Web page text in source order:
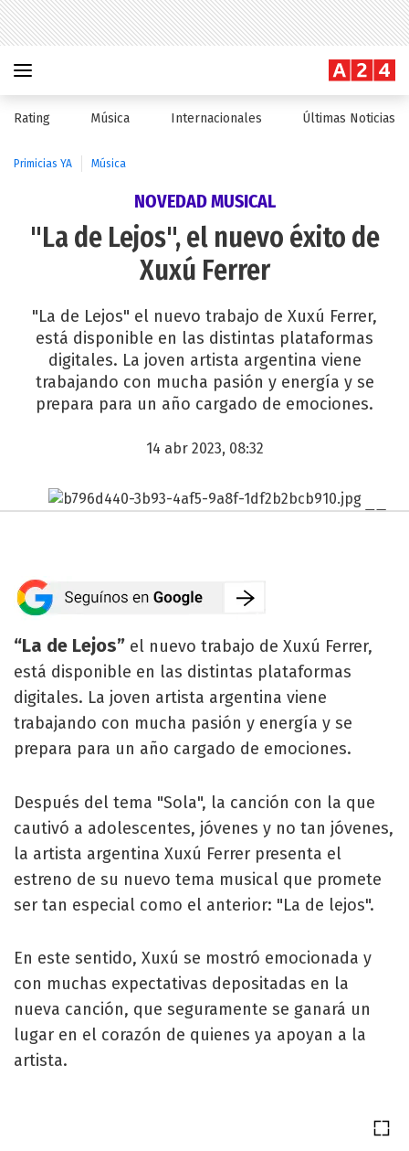
Rating Música Internacionales Últimas Noticias
Primicias YA Música
NOVEDAD MUSICAL
"La de Lejos", el nuevo éxito de
Xuxú Ferrer
"La de Lejos" el nuevo trabajo de Xuxú Ferrer,
está disponible en las distintas plataformas
digitales. La joven artista argentina viene
trabajando con mucha pasión y energía y se
prepara para un año cargado de emociones.
14 abr 2023, 08:32
“La de Lejos” el nuevo trabajo de Xuxú Ferrer,
está disponible en las distintas plataformas
digitales. La joven artista argentina viene
trabajando con mucha pasión y energía y se
prepara para un año cargado de emociones.
Después del tema "Sola", la canción con la que
cautivó a adolescentes, jóvenes y no tan jóvenes,
la artista argentina Xuxú Ferrer presenta el
estreno de su nuevo tema musical que promete
ser tan especial como el anterior: "La de lejos".
En este sentido, Xuxú se mostró emocionada y
con muchas expectativas depositadas en la
nueva canción, que seguramente se ganará un
lugar en el corazón de quienes ya apoyan a la
artista.